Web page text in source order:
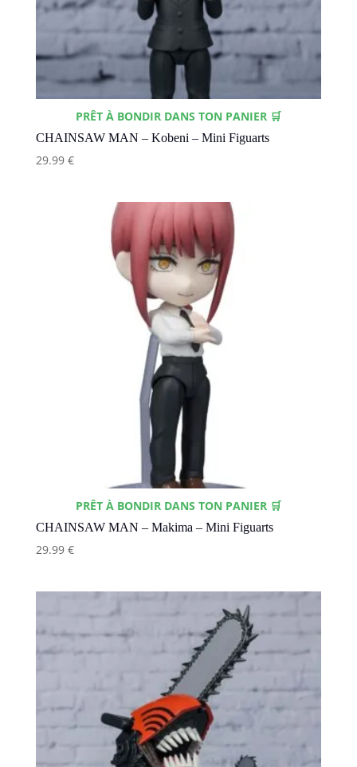
PRÊT À BONDIR DANS TON PANIER 🛒
CHAINSAW MAN – Kobeni – Mini Figuarts
29.99 €
PRÊT À BONDIR DANS TON PANIER 🛒
CHAINSAW MAN – Makima – Mini Figuarts
29.99 €